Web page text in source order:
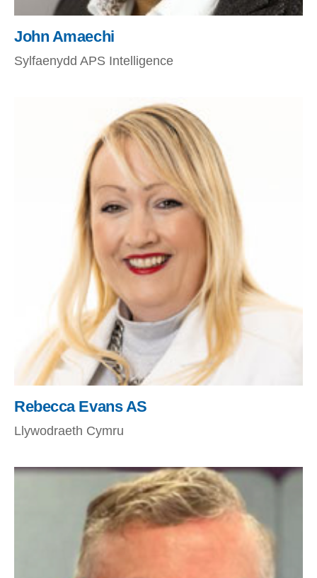
John Amaechi
Sylfaenydd APS Intelligence
Rebecca Evans AS
Llywodraeth Cymru